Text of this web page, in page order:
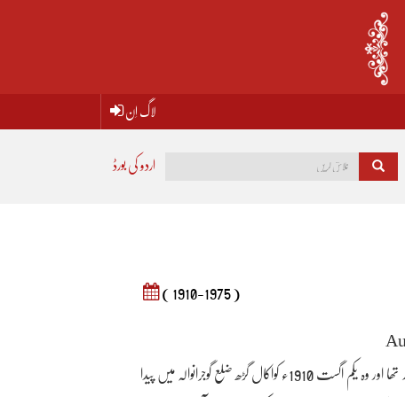
لاگ اِن
اردو کی بورڈ
( 1910-1975 )
ن۔م۔ راشد کا اصل نام نذر محمد تھا اور وہ یکم اگست 1910ء کواکال گڑھ ضلع گوجرانوالہ میں پیدا